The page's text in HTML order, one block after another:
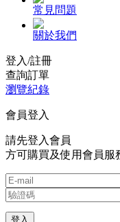
常見問題
關於我們
登入/註冊
查詢訂單
瀏覽紀錄
會員登入
請先登入會員
方可購買及使用會員服